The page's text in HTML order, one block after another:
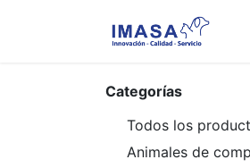
Categorías
Todos los
Animales de